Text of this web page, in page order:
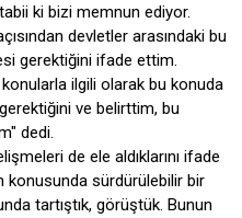
ki bizi memnun ediyor.
devletler arasındaki bu
gerektiğini ifade ettim.
ilgili olarak bu konuda
ve belirttim, bu
dedi.
de ele aldıklarını ifade
konusunda sürdürülebilir bir
tartıştık, görüştük. Bunun